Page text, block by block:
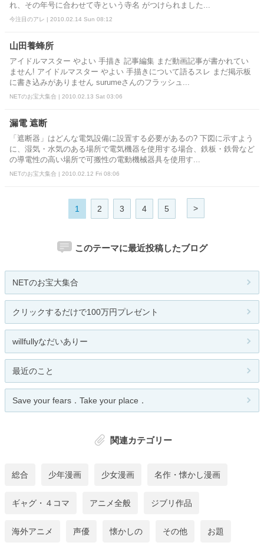
れ、その年号に合わせて寺という寺名 がつけられました...
今注目のアレ | 2010.02.14 Sun 08:12
山田養蜂所
アイドルマスター やよい 手描き 記事編集 まだ動画記事が書かれてい
ません! アイドルマスター やよい 手描きについて語るスレ まだ掲示板
に書き込みがありません surumeさんのフラッシュ...
NETのお宝大集合 | 2010.02.13 Sat 03:06
漏電 遮断
「遮断器」はどんな電気設備に設置する必要があるの? 下図に示すよう
に、湿気・水気のある場所で電気機器を使用する場合、鉄板・鉄骨など
の導電性の高い場所で可搬性の電動機械器具を使用す...
NETのお宝大集合 | 2010.02.12 Fri 08:06
1 2 3 4 5 >
このテーマに最近投稿したブログ
NETのお宝大集合
クリックするだけで100万円プレゼント
willfullyなだいありー
最近のこと
Save your fears．Take your place．
関連カテゴリー
総合 少年漫画 少女漫画 名作・懐かし漫画
ギャグ・４コマ アニメ全般 ジブリ作品
海外アニメ 声優 懐かしの その他 お題